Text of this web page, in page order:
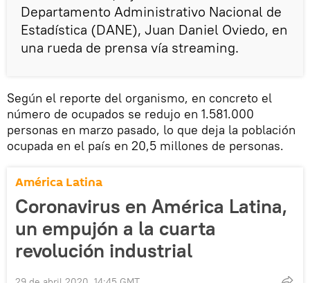
Departamento Administrativo Nacional de
Estadística (DANE), Juan Daniel Oviedo, en
una rueda de prensa vía streaming.
Según el reporte del organismo, en concreto el
número de ocupados se redujo en 1.581.000
personas en marzo pasado, lo que deja la población
ocupada en el país en 20,5 millones de personas.
América Latina
Coronavirus en América Latina,
un empujón a la cuarta
revolución industrial